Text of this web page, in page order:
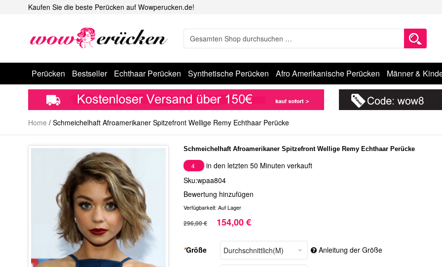
Kaufen Sie die beste Perücken auf Wowperucken.de!
Perücken Bestseller Echthaar Perücken Synthetische Perücken Afro Amerikanische Perücken Männer &
Home / Schmeichelhaft Afroamerikaner Spitzefront Wellige Remy Echthaar Perücke
Schmeichelhaft Afroamerikaner Spitzefront Wellige Remy Echthaar Perücke
4
in den letzten 50 Minuten verkauft
Sku:wpaa804
Bewertung hinzufügen
Verfügbarkeit: Auf Lager
296,00 € 154,00 €
*Größe Anleitung der Größe